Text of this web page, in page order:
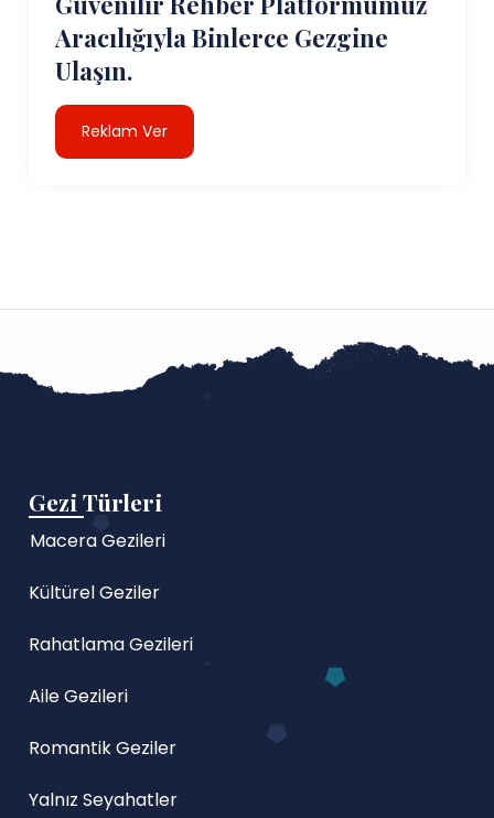
Aracılığıyla Binlerce Gezgine
Ulaşın.
Reklam Ver
Gezi Türleri
Macera Gezileri
Kültürel Geziler
Rahatlama Gezileri
Aile Gezileri
Romantik Geziler
Yalnız Seyahatler